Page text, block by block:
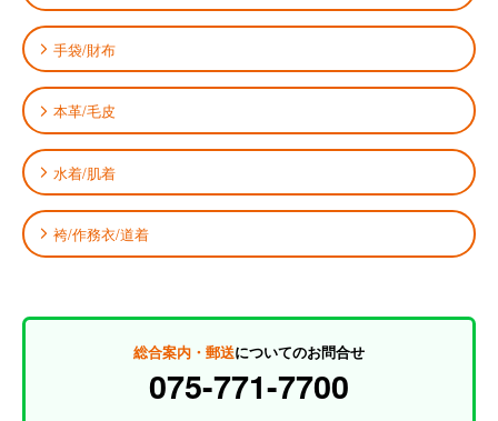
手袋/財布
本革/毛皮
水着/肌着
袴/作務衣/道着
総合案内・郵送についてのお問合せ
075-771-7700